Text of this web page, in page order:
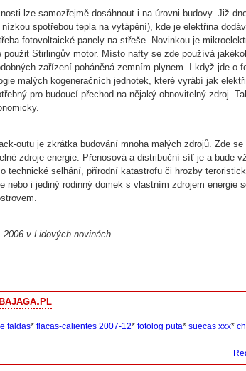
lze samozřejmě dosáhnout i na úrovni budovy. Již
spotřebou tepla na vytápění), kde je elektřina
fotovoltaické panely na střeše. Novinkou je
použit Stirlingův motor. Místo nafty se zde používá
zařízení poháněná zemním plynem. I když jde o
malých kogeneračních jednotek, které vyrábí jak
pro budoucí přechod na nějaký obnovitelný zdroj.
outu je zkrátka budování mnoha malých zdrojů. Zde se
zdroje energie. Přenosová a distribuční síť je a bude
technické selhání, přírodní katastrofu či hrozby
nebo i jediný rodinný domek s vlastním zdrojem energie
v Lidových novinách
faldas*flacas-calientes 2007-12*fotolog puta*suecas xxx*